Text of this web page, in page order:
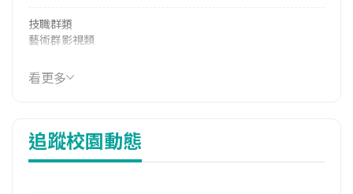
技職群類
藝術群影視類
114年學費
15,650 元/學期
9,840 元/學期
114年註冊率
看更多
追蹤校園動態